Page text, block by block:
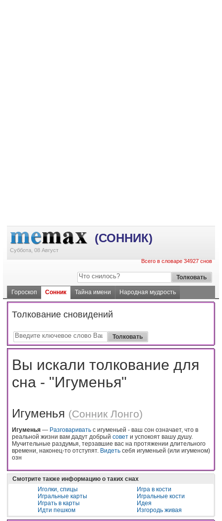
(СОННИК)
Суббота, 08 Август
Всего в словаре 34927 снов
Гороскоп Сонник Тайна имени Народная мудрость
Толкование сновидений
Вы искали толкование для
сна - "Игуменья"
Игуменья (Сонник Лонго)
Игуменья — Разговаривать с игуменьей - ваш сон означает, что в
реальной жизни вам дадут добрый совет и успокоят вашу душу.
Мучительные раздумья, терзавшие вас на протяжении длительного
времени, наконец-то отступят. Видеть себя игуменьей (или игуменом)
озн
Смотрите также информацию о таких снах
Иголки, спицы
Игра в кости
Игральные карты
Игральные кости
Играть в карты
Идея
Идти пешком
Изгородь живая